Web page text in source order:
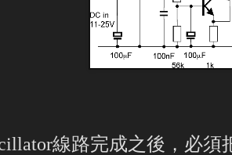
線路完成之後，必須